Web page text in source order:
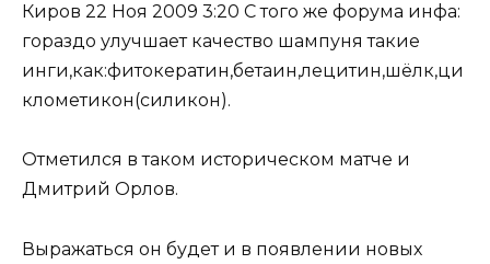
Киров 22 Ноя 2009 3:20 С того же форума инфа:
гораздо улучшает качество шампуня такие
инги,как:фитокератин,бетаин,лецитин,шёлк,ци
клометикон(силикон).
Отметился в таком историческом матче и
Дмитрий Орлов.
Выражаться он будет и в появлении новых